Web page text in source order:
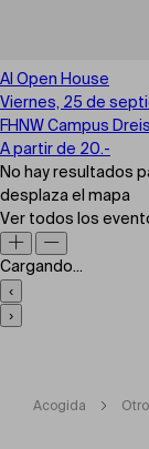
AI Open House
Viernes, 25 de
FHNW Campus
A partir de 20.-
No hay resultados
desplaza el mapa
Ver todos los
Cargando...
‹
›
Acogida